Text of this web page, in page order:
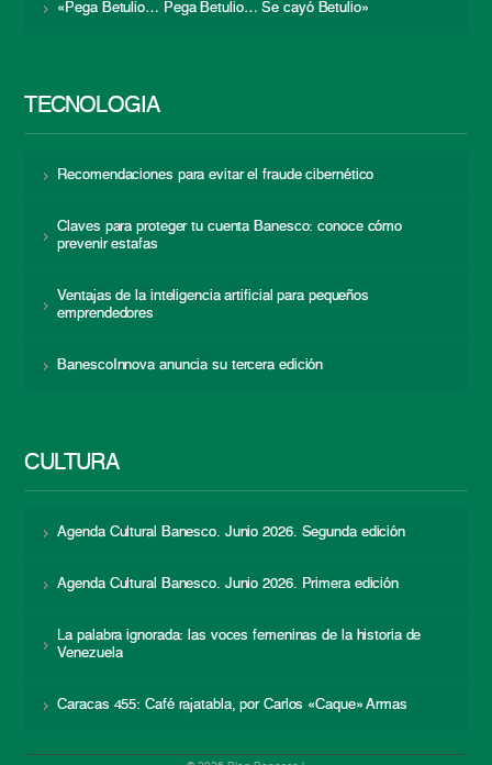
«Pega Betulio… Pega Betulio… Se cayó Betulio»
TECNOLOGÍA
Recomendaciones para evitar el fraude cibernético
Claves para proteger tu cuenta Banesco: conoce cómo
prevenir estafas
Ventajas de la inteligencia artificial para pequeños
emprendedores
BanescoInnova anuncia su tercera edición
CULTURA
Agenda Cultural Banesco. Junio 2026. Segunda edición
Agenda Cultural Banesco. Junio 2026. Primera edición
La palabra ignorada: las voces femeninas de la historia de
Venezuela
Caracas 455: Café rajatabla, por Carlos «Caque» Armas